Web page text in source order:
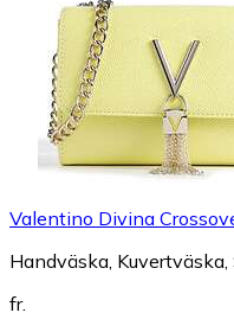
Valentino Divina
Handväska, Kuvertväska,
fr.